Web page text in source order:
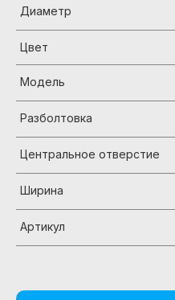
Диаметр
Цвет
Модель
Разболтовка
Центральное отверстие
Ширина
Артикул